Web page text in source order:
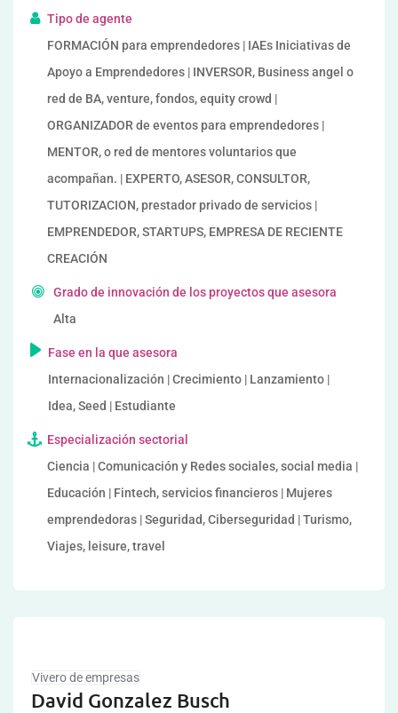
Tipo de agente
FORMACIÓN para emprendedores | IAEs Iniciativas de
Apoyo a Emprendedores | INVERSOR, Business angel o
red de BA, venture, fondos, equity crowd |
ORGANIZADOR de eventos para emprendedores |
MENTOR, o red de mentores voluntarios que
acompañan. | EXPERTO, ASESOR, CONSULTOR,
TUTORIZACION, prestador privado de servicios |
EMPRENDEDOR, STARTUPS, EMPRESA DE RECIENTE
CREACIÓN
Grado de innovación de los proyectos que asesora
Alta
Fase en la que asesora
Internacionalización | Crecimiento | Lanzamiento |
Idea, Seed | Estudiante
Especialización sectorial
Ciencia | Comunicación y Redes sociales, social media |
Educación | Fintech, servicios financieros | Mujeres
emprendedoras | Seguridad, Ciberseguridad | Turismo,
Viajes, leisure, travel
Vivero de empresas
David Gonzalez Busch